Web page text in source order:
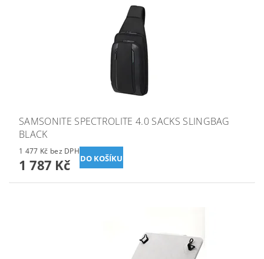
SAMSONITE SPECTROLITE 4.0 SACKS SLINGBAG
BLACK
1 477 Kč bez DPH
1 787 Kč